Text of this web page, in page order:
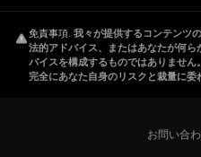
免責事項. 我々が提供するコンテンツ
法的アドバイス、またはあなたが何
バイスを構成するものではありません
完全にあなた自身のリスクと裁量に委
お問い合